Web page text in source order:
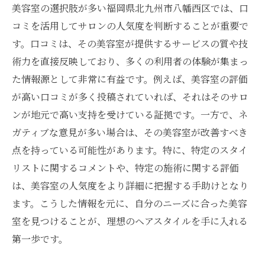
美容室の選択肢が多い福岡県北九州市八幡西区では、口
コミを活用してサロンの人気度を判断することが重要で
す。口コミは、その美容室が提供するサービスの質や技
術力を直接反映しており、多くの利用者の体験が集まっ
た情報源として非常に有益です。例えば、美容室の評価
が高い口コミが多く投稿されていれば、それはそのサロ
ンが地元で高い支持を受けている証拠です。一方で、ネ
ガティブな意見が多い場合は、その美容室が改善すべき
点を持っている可能性があります。特に、特定のスタイ
リストに関するコメントや、特定の施術に関する評価
は、美容室の人気度をより詳細に把握する手助けとなり
ます。こうした情報を元に、自分のニーズに合った美容
室を見つけることが、理想のヘアスタイルを手に入れる
第一歩です。